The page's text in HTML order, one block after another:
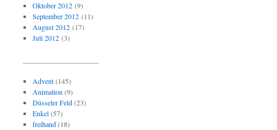
Oktober 2012(9)
September 2012(11)
August 2012(17)
Juli 2012(3)
Advent(145)
Animation (9)
Düsseler Feld(23)
Enkel(57)
freihand(18)